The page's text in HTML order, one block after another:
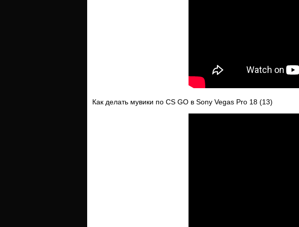
Как делать мувики по CS GO в Sony Vegas Pro 18 (13)